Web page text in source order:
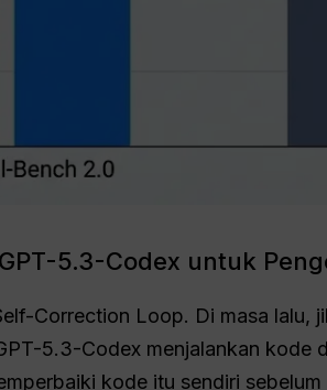
5.3-Codex untuk
Correction Loop. Di masa lalu,
5.3-Codex menjalankan kode
kode itu sendiri